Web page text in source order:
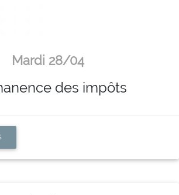
Mardi 28/04
des impôts